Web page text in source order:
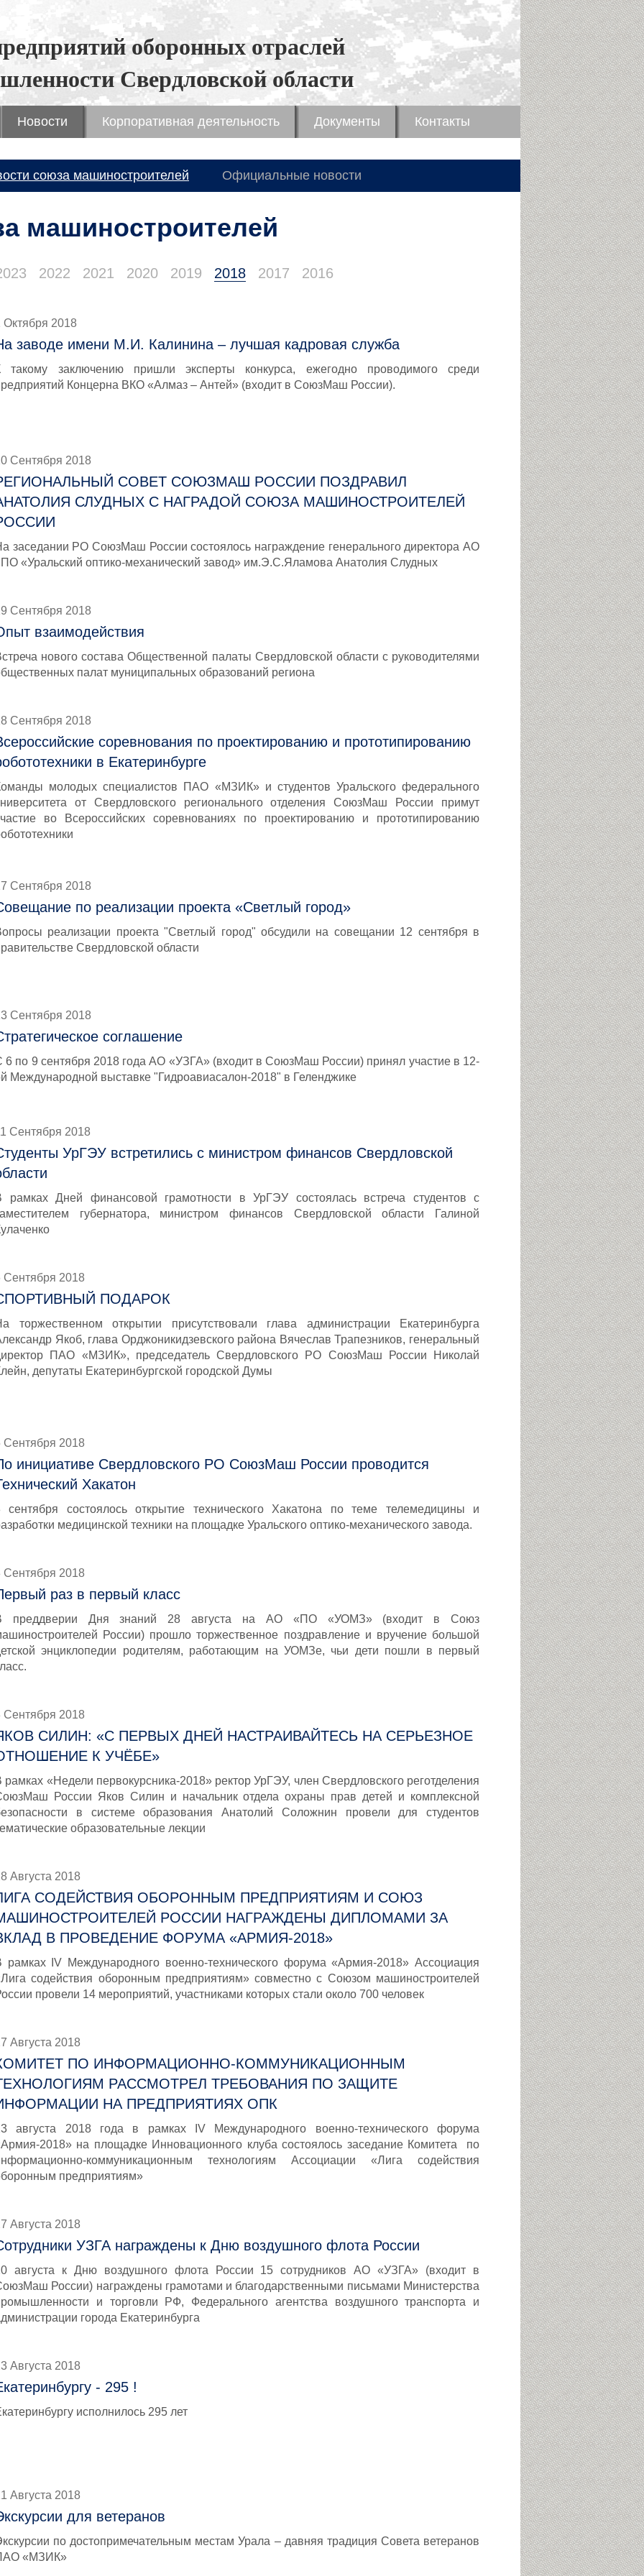
оборонных отраслей
Свердловской области
Новости Корпоративная деятельность Документы Контакты
союза машиностроителей Официальные новости
машиностроителей
2022 2021 2020 2019 2018 2017 2016
Октября 2018
заводе имени М.И. Калинина – лучшая кадровая служба
такому заключению пришли эксперты конкурса, ежегодно проводимого среди
Концерна ВКО «Алмаз – Антей» (входит в СоюзМаш России).
Сентября 2018
СОВЕТ СОЮЗМАШ РОССИИ ПОЗДРАВИЛ
СЛУДНЫХ С НАГРАДОЙ СОЮЗА МАШИНОСТРОИТЕЛЕЙ
заседании РО СоюзМаш России состоялось награждение генерального директора АО
«Уральский оптико-механический завод» им.Э.С.Яламова Анатолия Слудных
Сентября 2018
взаимодействия
нового состава Общественной палаты Свердловской области с руководителями
палат муниципальных образований региона
Сентября 2018
соревнования по проектированию и прототипированию
в Екатеринбурге
молодых специалистов ПАО «МЗИК» и студентов Уральского федерального
от Свердловского регионального отделения СоюзМаш России примут
во Всероссийских соревнованиях по проектированию и прототипированию
Сентября 2018
по реализации проекта «Светлый город»
реализации проекта "Светлый город" обсудили на совещании 12 сентября в
Свердловской области
Сентября 2018
соглашение
6 по 9 сентября 2018 года АО «УЗГА» (входит в СоюзМаш России) принял участие в 12-
Международной выставке "Гидроавиасалон-2018" в Геленджике
Сентября 2018
УрГЭУ встретились с министром финансов Свердловской
рамках Дней финансовой грамотности в УрГЭУ состоялась встреча студентов с
губернатора, министром финансов Свердловской области Галиной
Сентября 2018
ПОДАРОК
торжественном открытии присутствовали глава администрации Екатеринбурга
Якоб, глава Орджоникидзевского района Вячеслав Трапезников, генеральный
ПАО «МЗИК», председатель Свердловского РО СоюзМаш России Николай
депутаты Екатеринбургской городской Думы
Сентября 2018
инициативе Свердловского РО СоюзМаш России проводится
Хакатон
сентября состоялось открытие технического Хакатона по теме телемедицины и
медицинской техники на площадке Уральского оптико-механического завода.
Сентября 2018
раз в первый класс
преддверии Дня знаний 28 августа на АО «ПО «УОМЗ» (входит в Союз
России) прошло торжественное поздравление и вручение большой
энциклопедии родителям, работающим на УОМЗе, чьи дети пошли в первый
Сентября 2018
СИЛИН: «С ПЕРВЫХ ДНЕЙ НАСТРАИВАЙТЕСЬ НА СЕРЬЕЗНОЕ
К УЧЁБЕ»
рамках «Недели первокурсника-2018» ректор УрГЭУ, член Свердловского реготделения
России Яков Силин и начальник отдела охраны прав детей и комплексной
в системе образования Анатолий Соложнин провели для студентов
образовательные лекции
Августа 2018
СОДЕЙСТВИЯ ОБОРОННЫМ ПРЕДПРИЯТИЯМ И СОЮЗ
РОССИИ НАГРАЖДЕНЫ ДИПЛОМАМИ ЗА
В ПРОВЕДЕНИЕ ФОРУМА «АРМИЯ-2018»
рамках IV Международного военно-технического форума «Армия-2018» Ассоциация
содействия оборонным предприятиям» совместно с Союзом машиностроителей
провели 14 мероприятий, участниками которых стали около 700 человек
Августа 2018
ПО ИНФОРМАЦИОННО-КОММУНИКАЦИОННЫМ
РАССМОТРЕЛ ТРЕБОВАНИЯ ПО ЗАЩИТЕ
НА ПРЕДПРИЯТИЯХ ОПК
августа 2018 года в рамках IV Международного военно-технического форума
2018» на площадке Инновационного клуба состоялось заседание Комитета по
коммуникационным технологиям Ассоциации «Лига содействия
предприятиям»
Августа 2018
УЗГА награждены к Дню воздушного флота России
августа к Дню воздушного флота России 15 сотрудников АО «УЗГА» (входит в
России) награждены грамотами и благодарственными письмами Министерства
и торговли РФ, Федерального агентства воздушного транспорта и
города Екатеринбурга
Августа 2018
- 295 !
исполнилось 295 лет
Августа 2018
для ветеранов
по достопримечательным местам Урала – давняя традиция Совета ветеранов
«МЗИК»